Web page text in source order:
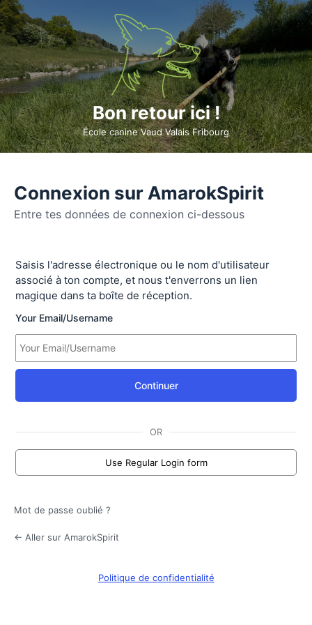
Connexion sur AmarokSpirit
Entre tes données de connexion ci-dessous
Se
connecter
Saisis l'adresse électronique ou le nom d'utilisateur
associé à ton compte, et nous t'enverrons un lien
magique dans ta boîte de réception.
Your Email/Username
Continuer
OR
Use Regular Login form
Mot de passe oublié ?
← Aller sur AmarokSpirit
Politique de confidentialité
Bon retour ici !
École canine Vaud Valais Fribourg